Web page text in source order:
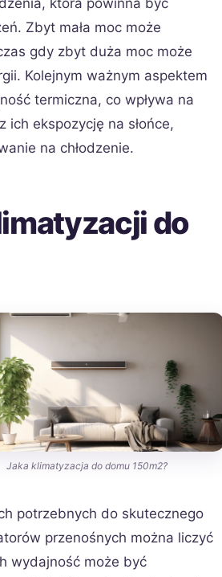
która powinna być
Zbyt mała moc może
gdy zbyt duża moc może
Kolejnym ważnym aspektem
termiczna, co wpływa na
ekspozycję na słońce,
na chłodzenie.
do
Jaka klimatyzacja do domu 150m2?
potrzebnych do skutecznego
przenośnych można liczyć
wydajność może być